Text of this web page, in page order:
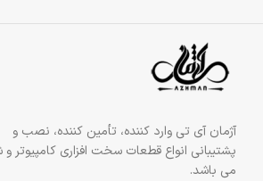
آژمان آی تی وارد کننده، تأمین کننده، نصب و
پشتیبانی انواع قطعات سخت افزاری کامپیوتر و
می باشد.